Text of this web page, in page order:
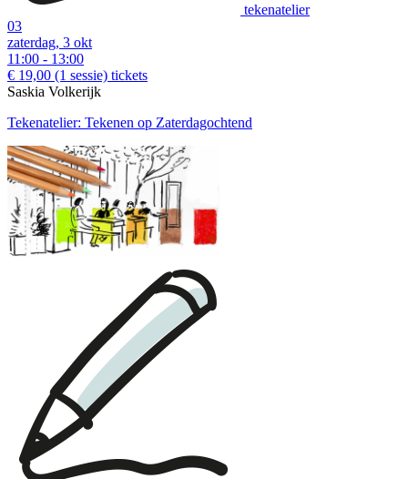
tekenatelier
03
zaterdag, 3 okt
11:00 - 13:00
€ 19,00 (1 sessie) tickets
Saskia Volkerijk
Tekenatelier: Tekenen op Zaterdagochtend